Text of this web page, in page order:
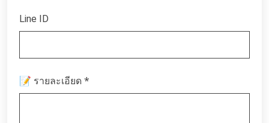
Line ID
📝 รายละเอียด *